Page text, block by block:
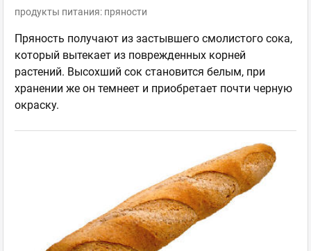
продукты питания: пряности
Пряность получают из застывшего смолистого сока,
который вытекает из поврежденных корней
растений. Высохший сок становится белым, при
хранении же он темнеет и приобретает почти черную
окраску.